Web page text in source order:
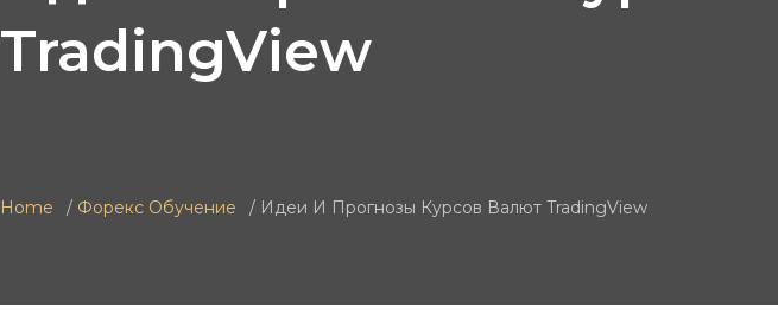
TradingView
Home Форекс Обучение Идеи И Прогнозы Курсов Валют TradingView